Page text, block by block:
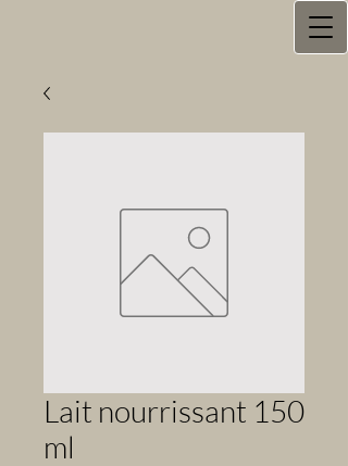
Lait nourrissant 150
ml